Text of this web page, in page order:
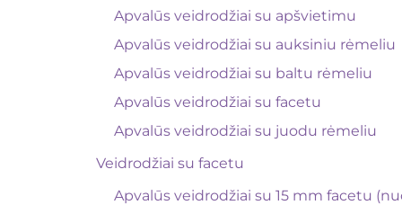
Apvalūs veidrodžiai su apšvietimu
Apvalūs veidrodžiai su auksiniu rėmeliu
Apvalūs veidrodžiai su baltu rėmeliu
Apvalūs veidrodžiai su facetu
Apvalūs veidrodžiai su juodu rėmeliu
Veidrodžiai su facetu
Apvalūs veidrodžiai su 15 mm facetu